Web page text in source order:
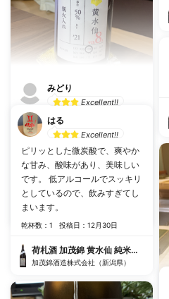
みどり
Excellent!!
あっ！火入れだった〜。生より
も丸くなった感じでとってもお
いしい😋酸味もガス感も程よく
おいしい！はずれがないわぁ
乾杯数：6 投稿日：3月15日
はる
Excellent!!
ピリッとした微炭酸で、爽やか
な甘み、酸味があり、美味しい
です。 低アルコールでスッキリ
としているので、飲みすぎてし
まいます。
乾杯数：1 投稿日：12月30日
荷札酒 加茂錦 黄水仙 純米大吟醸 生
加茂錦酒造株式会社（新潟県）